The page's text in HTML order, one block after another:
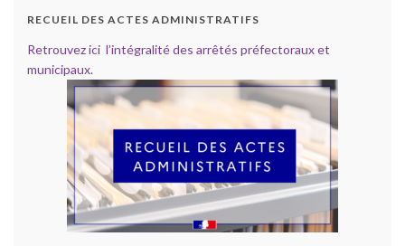
RECUEIL DES ACTES ADMINISTRATIFS
Retrouvez ici l’intégralité des arrêtés préfectoraux et
municipaux.